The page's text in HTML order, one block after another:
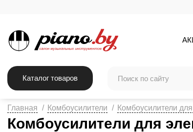
Каталог товаров
Главная Комбоусилители Комбоусилители
Комбоусилители для